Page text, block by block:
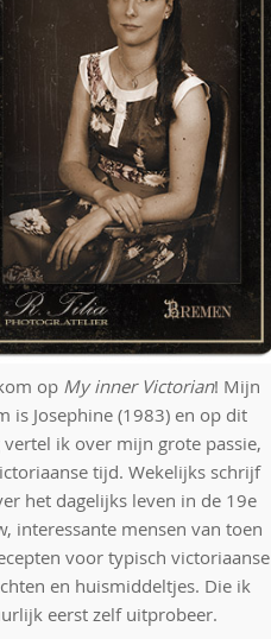
op My inner Victorian! Mijn
is Josephine (1983) en op dit
vertel ik over mijn grote passie,
tijd. Wekelijks schrijf
het dagelijks leven in de 19e
interessante mensen van toen
voor typisch victoriaanse
en huismiddeltjes. Die ik
eerst zelf uitprobeer.